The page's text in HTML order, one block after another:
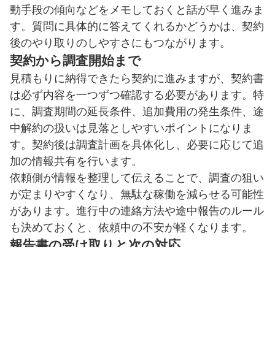
動手段の傾向などをメモしておくと話が早く進みま
す。質問に具体的に答えてくれるかどうかは、契約
後のやり取りのしやすさにもつながります。
契約から調査開始まで
見積もりに納得できたら契約に進みますが、契約書
は必ず内容を一つずつ確認する必要があります。特
に、調査期間の延長条件、追加費用の発生条件、途
中解約の扱いは見落としやすいポイントになりま
す。契約後は調査計画を具体化し、必要に応じて追
加の情報共有を行います。
依頼側が情報を整理して伝えることで、調査の狙い
が定まりやすくなり、無駄な稼働を減らせる可能性
があります。進行中の連絡方法や途中報告のルール
も決めておくと、依頼中の不安が軽くなります。
報告書の受け取りと次の対応